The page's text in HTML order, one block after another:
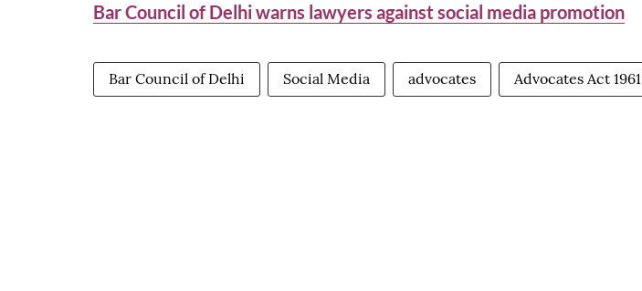
Bar Council of Delhi warns lawyers against social media promotion
Bar Council of Delhi Social Media advocates Advocates Act 1961